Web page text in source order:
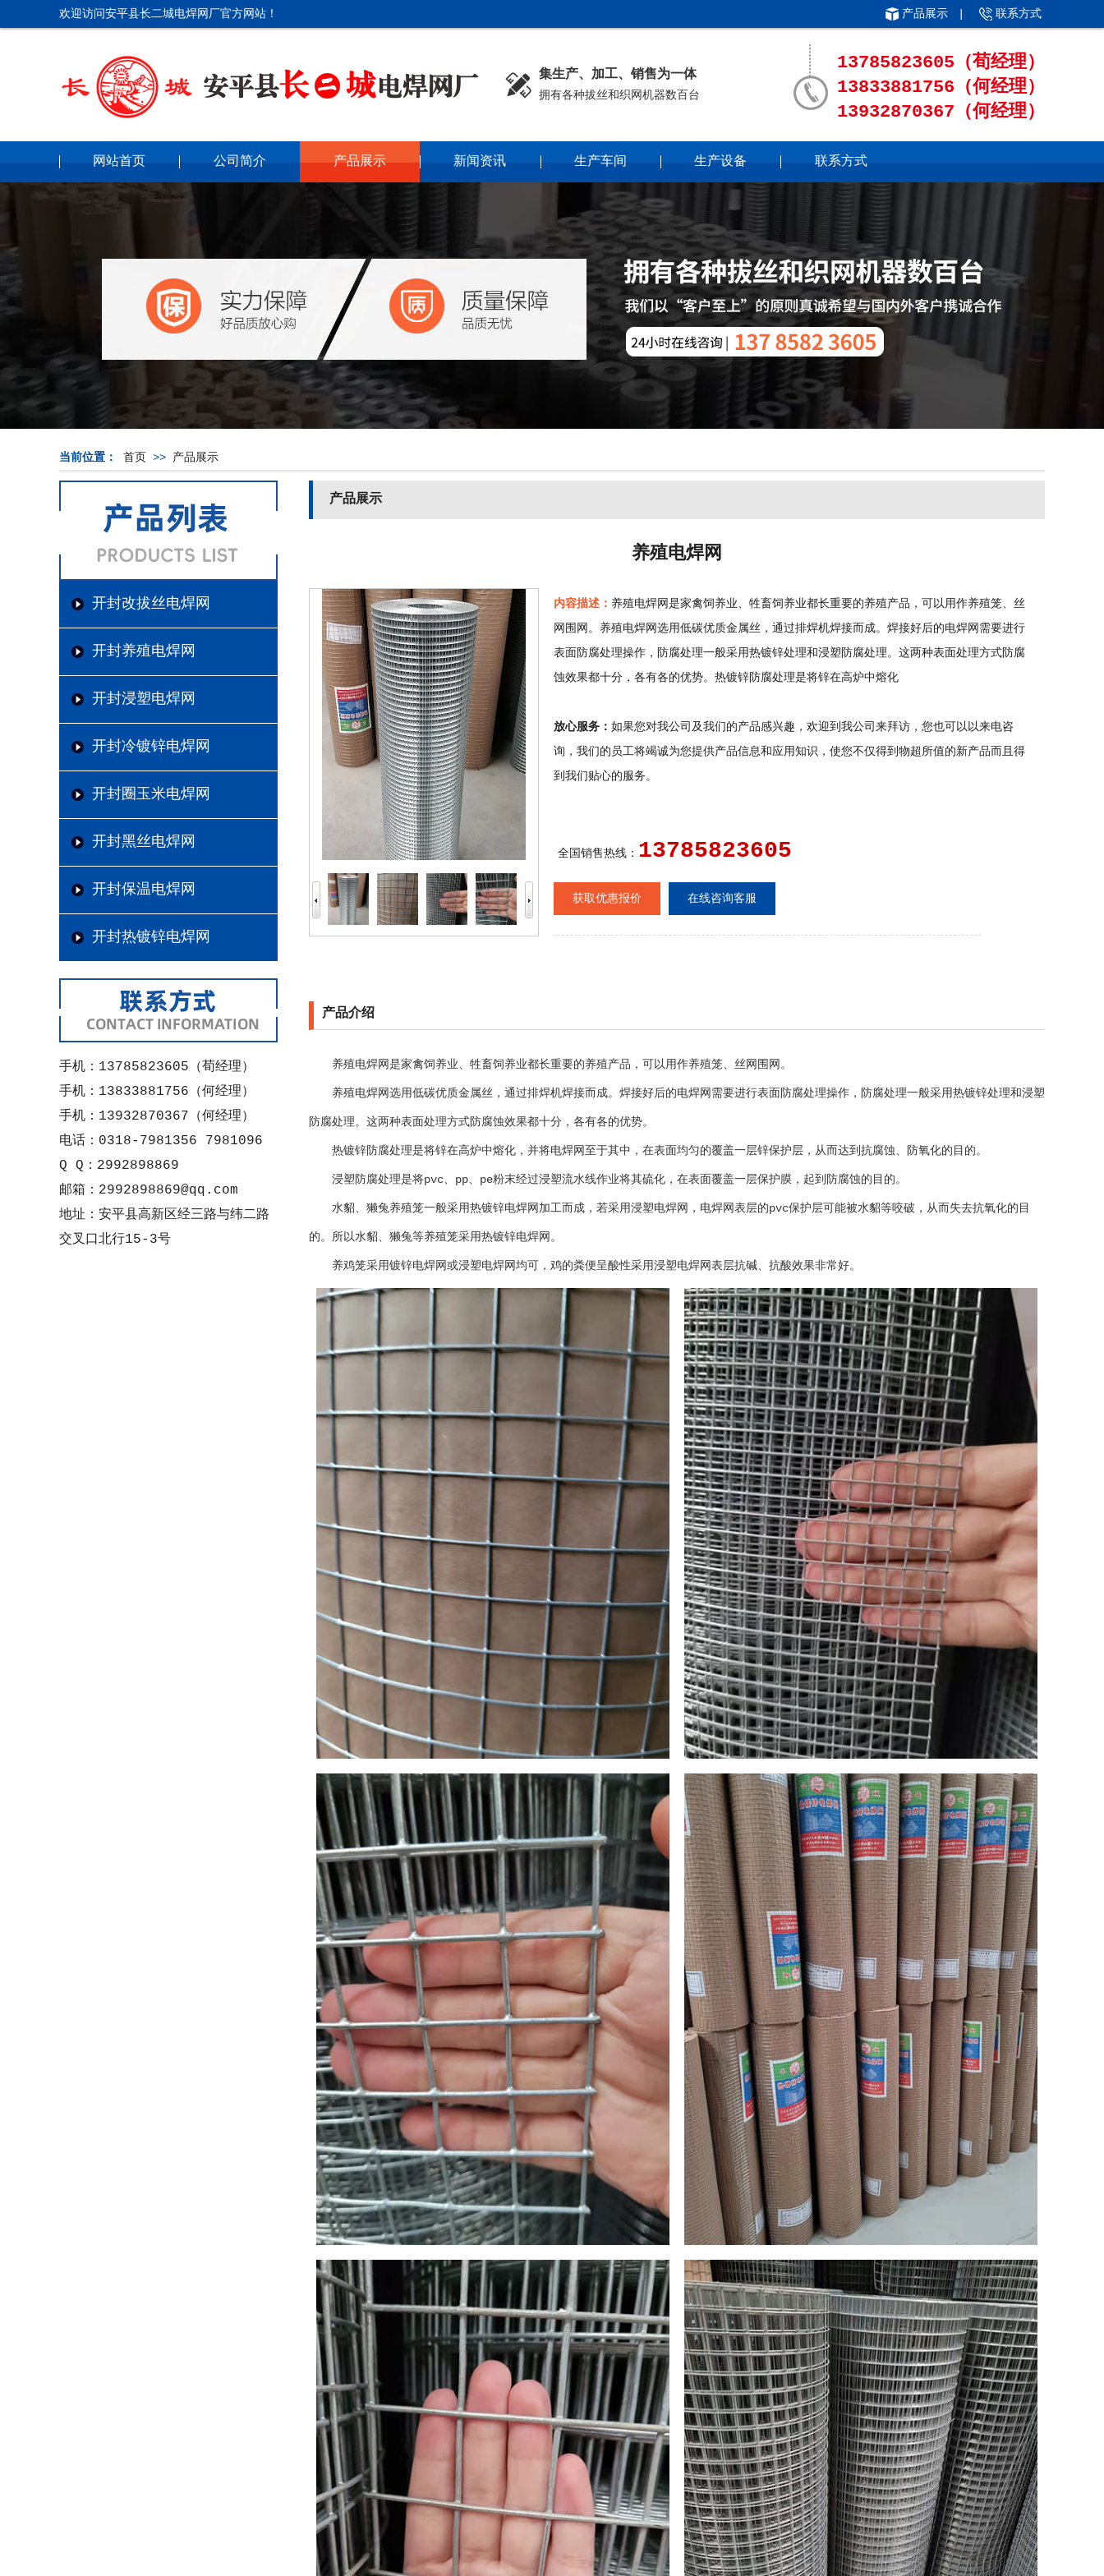
欢迎访问安平县长二城电焊网厂官方网站！ 产品展示 联系方式
 集生产、加工、销售为一体
拥有各种拔丝和织网机器数百台
13785823605（荀经理）
13833881756（何经理）
13932870367（何经理）
网站首页 公司简介 产品展示 新闻资讯 生产车间 生产设备 联系方式
当前位置： 首页 >> 产品展示
开封改拔丝电焊网
开封养殖电焊网
开封浸塑电焊网
开封冷镀锌电焊网
开封圈玉米电焊网
开封黑丝电焊网
开封保温电焊网
开封热镀锌电焊网
手机：13785823605（荀经理）
手机：13833881756（何经理）
手机：13932870367（何经理）
电话：0318-7981356 7981096
Q Q：2992898869
邮箱：2992898869@qq.com
地址：安平县高新区经三路与纬二路
交叉口北行15-3号
产品展示
养殖电焊网
内容描述： 养殖电焊网是家禽饲养业、牲畜饲养业都长重要的养殖产品，可以用作养殖笼、丝
网围网。养殖电焊网选用低碳优质金属丝，通过排焊机焊接而成。焊接好后的电焊网需要进行
表面防腐处理操作，防腐处理一般采用热镀锌处理和浸塑防腐处理。这两种表面处理方式防腐
蚀效果都十分，各有各的优势。热镀锌防腐处理是将锌在高炉中熔化
放心服务： 如果您对我公司及我们的产品感兴趣，欢迎到我公司来拜访，您也可以以来电咨
询，我们的员工将竭诚为您提供产品信息和应用知识，使您不仅得到物超所值的新产品而且得
到我们贴心的服务。
全国销售热线： 13785823605
获取优惠报价 在线咨询客服
产品介绍
养殖电焊网是家禽饲养业、牲畜饲养业都长重要的养殖产品，可以用作养殖笼、丝网围网。
养殖电焊网选用低碳优质金属丝，通过排焊机焊接而成。焊接好后的电焊网需要进行表面防腐处理操作，防腐处理一般采用热镀锌处理和浸塑
防腐处理。这两种表面处理方式防腐蚀效果都十分，各有各的优势。
热镀锌防腐处理是将锌在高炉中熔化，并将电焊网至于其中，在表面均匀的覆盖一层锌保护层，从而达到抗腐蚀、防氧化的目的。
浸塑防腐处理是将pvc、pp、pe粉末经过浸塑流水线作业将其硫化，在表面覆盖一层保护膜，起到防腐蚀的目的。
水貂、獭兔养殖笼一般采用热镀锌电焊网加工而成，若采用浸塑电焊网，电焊网表层的pvc保护层可能被水貂等咬破，从而失去抗氧化的目
的。所以水貂、獭兔等养殖笼采用热镀锌电焊网。
养鸡笼采用镀锌电焊网或浸塑电焊网均可，鸡的粪便呈酸性采用浸塑电焊网表层抗碱、抗酸效果非常好。